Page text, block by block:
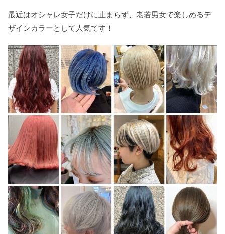
最近はオシャレ女子だけに止まらず、老若男女で楽しめるデ
ザインカラーとして人気です！